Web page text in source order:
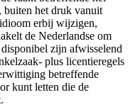
het druk vanuit
erbij wijzigen,
de Nederlandse om
zijn afwisselend
plus licentieregels
betreffende
kunt letten die de